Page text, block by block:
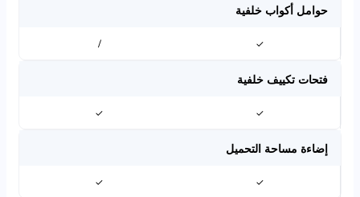
حوامل أكواب خلفية
✓
/
فتحات تكييف خلفية
✓
✓
إضاءة مساحة التحميل
✓
✓